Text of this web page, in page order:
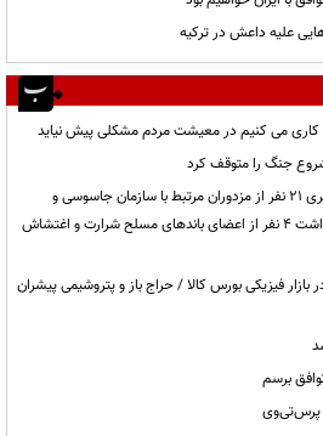
کاری می کنیم در معیشت مردم مشکلی پیش نیاید
جنگ را متوقف کرد
وزارت اطلاعات: شناسایی و دستگیری ۲۱ نفر از مزدوران مرتبط با سازمان جاسوسی و
تروریستی رژیم صهیونیستی و بازداشت ۴ نفر از اعضای باندهای مسلح شرارت و اغتشاش
هزار تن کالا در بازار فیزیکی بورس کالا / حراج باز و پتروشیمی پیشران
برسم
پرس‌تی‌وی